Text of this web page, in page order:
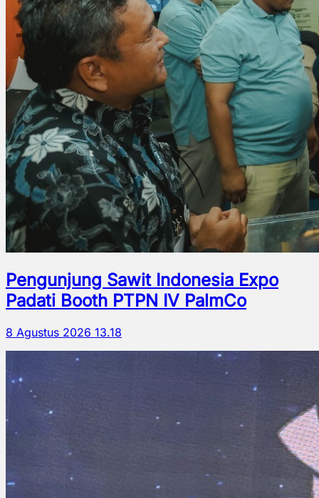
Pengunjung Sawit Indonesia Expo
Padati Booth PTPN IV PalmCo
8 Agustus 2026 13.18